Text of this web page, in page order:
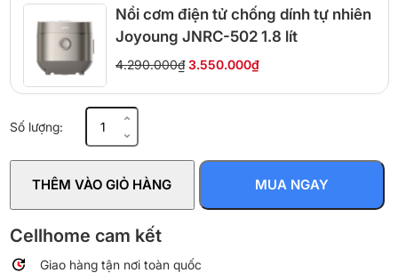
Nồi cơm điện tử chống dính tự nhiên
Joyoung JNRC-502 1.8 lít
4.290.000₫ 3.550.000₫
Số lượng:cơm
Mini
CR-
dung
tích
THÊM VÀO GIỎ HÀNG MUA NGAY
Cellhome cam kết
Giao hàng tận nơi toàn quốc